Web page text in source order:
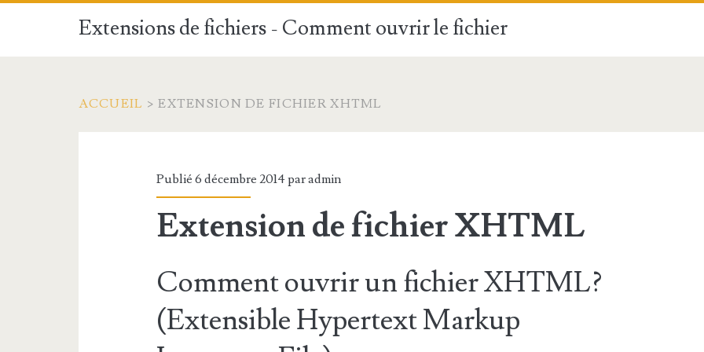
Extensions de fichiers - Comment ouvrir le fichier
ACCUEIL > EXTENSION DE FICHIER XHTML
Publié 6 décembre 2014 paradmin
Extension de fichier XHTML
Comment ouvrir un fichier XHTML?
(Extensible Hypertext Markup